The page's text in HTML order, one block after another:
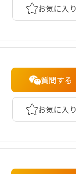
お気に入り
質問する
お気に入り